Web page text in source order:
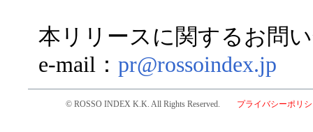
本リリースに関するお問
e-mail： pr@rossoindex.jp